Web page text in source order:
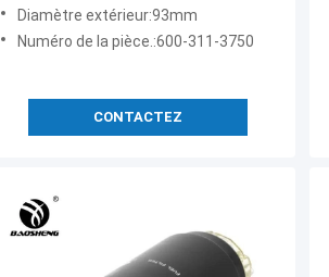
Diamètre extérieur:93mm
Numéro de la pièce.:600-311-3750
CONTACTEZ